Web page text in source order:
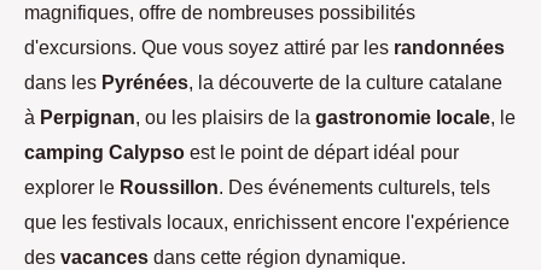
magnifiques, offre de nombreuses possibilités
d'excursions. Que vous soyez attiré par les randonnées
dans les Pyrénées, la découverte de la culture catalane
à Perpignan, ou les plaisirs de la gastronomie locale, le
camping Calypso est le point de départ idéal pour
explorer le Roussillon. Des événements culturels, tels
que les festivals locaux, enrichissent encore l'expérience
des vacances dans cette région dynamique.